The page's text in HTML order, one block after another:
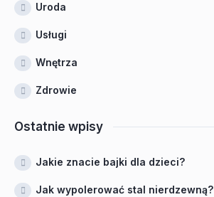
Uroda
Usługi
Wnętrza
Zdrowie
Ostatnie wpisy
Jakie znacie bajki dla dzieci?
Jak wypolerować stal nierdzewną?